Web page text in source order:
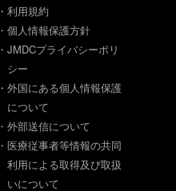
・利用規約
・個人情報保護方針
・JMDCプライバシーポリ
シー
・外国にある個人情報保護
について
・外部送信について
・医療従事者等情報の共同
利用による取得及び取扱
いについて